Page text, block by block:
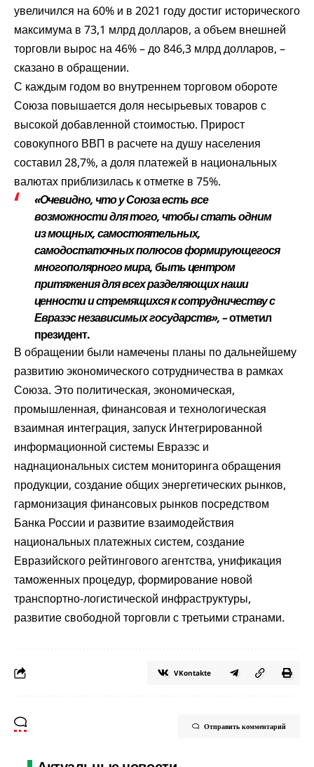
увеличился на 60% и в 2021 году достиг исторического
максимума в 73,1 млрд долларов, а объем внешней
торговли вырос на 46% – до 846,3 млрд долларов, –
сказано в обращении.
С каждым годом во внутреннем торговом обороте
Союза повышается доля несырьевых товаров с
высокой добавленной стоимостью. Прирост
совокупного ВВП в расчете на душу населения
составил 28,7%, а доля платежей в национальных
валютах приблизилась к отметке в 75%.
«Очевидно, что у Союза есть все
возможности для того, чтобы стать одним
из мощных, самостоятельных,
самодостаточных полюсов формирующегося
многополярного мира, быть центром
притяжения для всех разделяющих наши
ценности и стремящихся к сотрудничеству с
Евразэс независимых государств», –отметил
президент.
В обращении были намечены планы по дальнейшему
развитию экономического сотрудничества в рамках
Союза. Это политическая, экономическая,
промышленная, финансовая и технологическая
взаимная интеграция, запуск Интегрированной
информационной системы Евразэс и
наднациональных систем мониторинга обращения
продукции, создание общих энергетических рынков,
гармонизация финансовых рынков посредством
Банка России и развитие взаимодействия
национальных платежных систем, создание
Евразийского рейтингового агентства, унификация
таможенных процедур, формирование новой
транспортно-логистической инфраструктуры,
развитие свободной торговли с третьими странами.
VKontakte
Отправить комментарий